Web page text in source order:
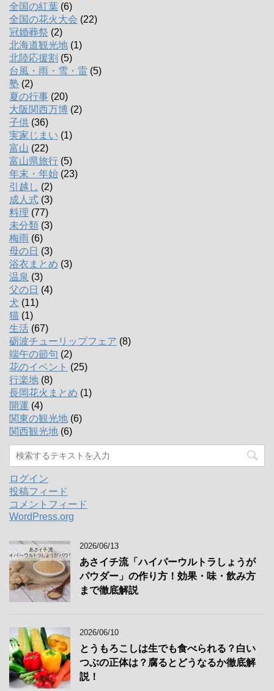
全国の紅葉 (6)
全国の花火大会 (22)
冠婚葬祭 (2)
北海道観光地 (1)
北陸応援割 (5)
台風・雨・雪・雷 (5)
塾 (2)
夏の行事 (20)
大阪関西万博 (2)
子供 (36)
実家じまい (1)
富山 (22)
富山県旅行 (5)
年末・年始 (23)
引越し (2)
成人式 (3)
料理 (77)
未分類 (3)
梅雨 (6)
母の日 (3)
浴衣まとめ (3)
温泉 (3)
父の日 (4)
犬 (11)
猫 (1)
生活 (67)
砺波チューリップフェア (8)
端午の節句 (2)
花のイベント (25)
行楽地 (8)
長岡花火まとめ (1)
開運 (4)
関東の観光地 (6)
関西観光地 (6)
ログイン
投稿フィード
コメントフィード
WordPress.org
2026/06/13
あさイチ流「ハイパーウルトラしょうが
パウダー」の作り方！効果・味・飲み方
まで徹底解説
2026/06/10
とうもろこしは生でも食べられる？白い
つぶの正体は？腐るとどうなるか徹底解
説！